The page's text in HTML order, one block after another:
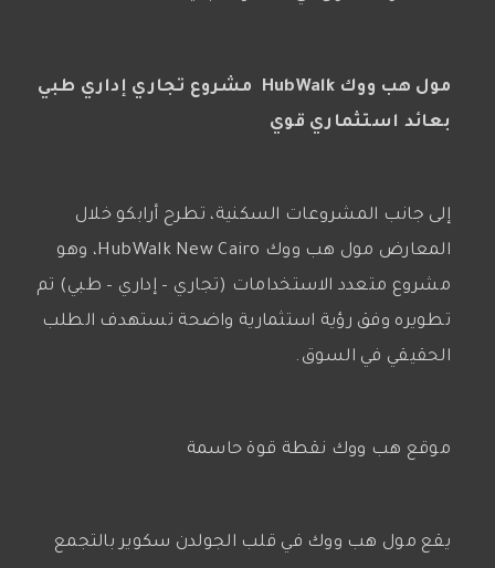
مول هب ووك HubWalk مشروع تجاري إداري طبي
بعائد استثماري قوي
إلى جانب المشروعات السكنية، تطرح أرابكو خلال
المعارض مول هب ووك HubWalk New Cairo، وهو
مشروع متعدد الاستخدامات (تجاري – إداري – طبي) تم
تطويره وفق رؤية استثمارية واضحة تستهدف الطلب
الحقيقي في السوق.
موقع هب ووك نقطة قوة حاسمة
يقع مول هب ووك في قلب الجولدن سكوير بالتجمع